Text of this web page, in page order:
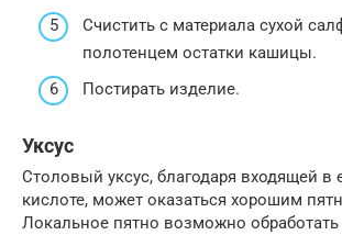
Счистить с материала сухой
полотенцем остатки кашицы.
Постирать изделие.
Уксус
Столовый уксус, благодаря входящей в
кислоте, может оказаться хорошим
Локальное пятно возможно